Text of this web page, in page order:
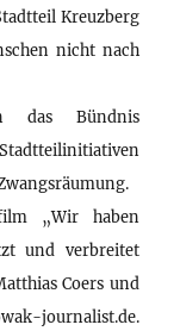
Kreuzberg
nicht nach
das Bündnis
„Wir haben
und verbreitet
Coers und
journalist.de.